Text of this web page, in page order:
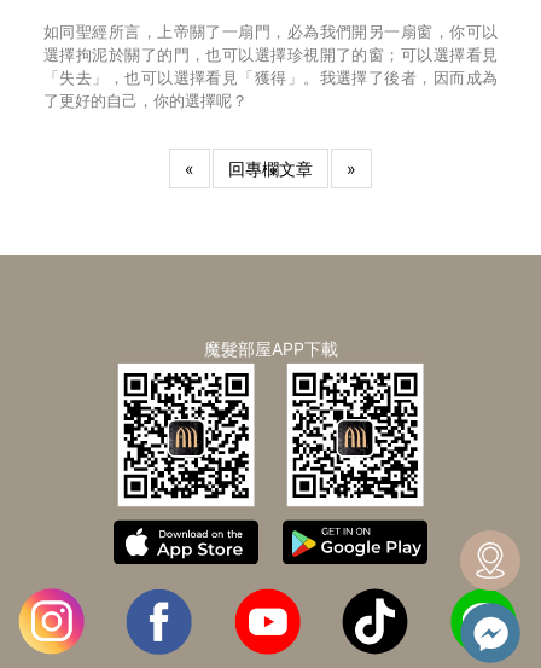
如同聖經所言，上帝關了一扇門，必為我們開另一扇窗，你可以
選擇拘泥於關了的門，也可以選擇珍視開了的窗；可以選擇看見
「失去」，也可以選擇看見「獲得」。我選擇了後者，因而成為
了更好的自己，你的選擇呢？
« 回專欄文章 »
魔髮部屋APP下載